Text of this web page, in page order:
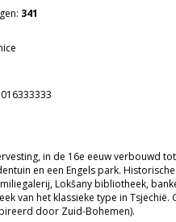
341
in de 16e eeuw verbouwd
en een Engels park.
Lokšany bibliotheek,
van het klassieke type in Tsjechië.
door Zuid-Bohemen).